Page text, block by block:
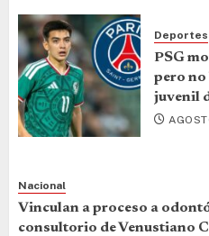
Deportes
PSG
pero
juvenil
Nacional
Vinculan a proceso a
consultorio de Venustiano